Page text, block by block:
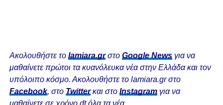
Ακολουθήστε το lamiara.grστο Google Newsγια να
μαθαίνετε πρώτοι τα κυανόλευκα νέα στην Ελλάδα και τον
υπόλοιπο κόσμο. Ακολουθήστε το lamiara.gr στο
Facebook, στο Twitterκαι στο Instagram για να